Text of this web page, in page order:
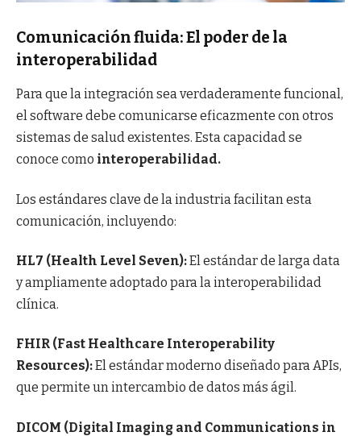
Comunicación fluida: El poder de la
interoperabilidad
Para que la integración sea verdaderamente funcional,
el software debe comunicarse eficazmente con otros
sistemas de salud existentes. Esta capacidad se
conoce como interoperabilidad.
Los estándares clave de la industria facilitan esta
comunicación, incluyendo:
HL7 (Health Level Seven):El estándar de larga data
y ampliamente adoptado para la interoperabilidad
clínica.
FHIR (Fast Healthcare Interoperability
Resources):El estándar moderno diseñado para APIs,
que permite un intercambio de datos más ágil.
DICOM (Digital Imaging and Communications in